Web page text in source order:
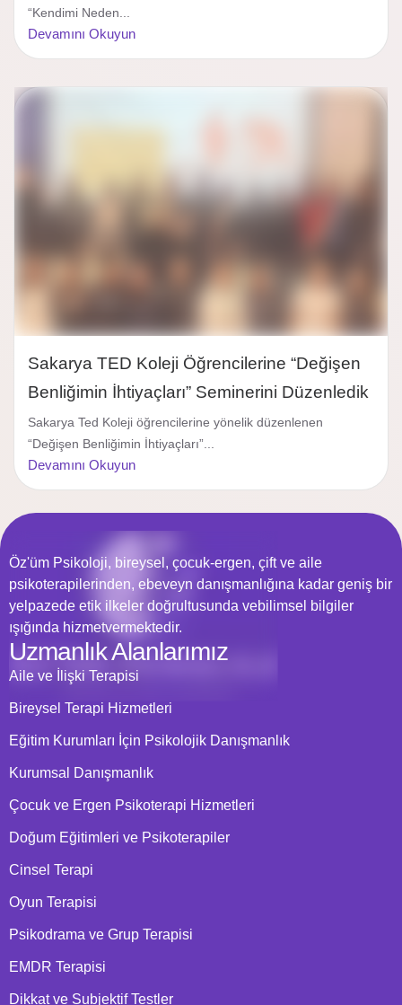
“Kendimi Neden...
Devamını Okuyun
Sakarya TED Koleji Öğrencilerine “Değişen
Benliğimin İhtiyaçları” Seminerini Düzenledik
Sakarya Ted Koleji öğrencilerine yönelik düzenlenen
“Değişen Benliğimin İhtiyaçları”...
Devamını Okuyun
Öz'üm Psikoloji, bireysel, çocuk-ergen, çift ve aile
psikoterapilerinden, ebeveyn danışmanlığına kadar geniş bir
yelpazede etik ilkeler doğrultusunda vebilimsel bilgiler
ışığında hizmetvermektedir.
Uzmanlık Alanlarımız
Aile ve İlişki Terapisi
Bireysel Terapi Hizmetleri
Eğitim Kurumları İçin Psikolojik Danışmanlık
Kurumsal Danışmanlık
Çocuk ve Ergen Psikoterapi Hizmetleri
Doğum Eğitimleri ve Psikoterapiler
Cinsel Terapi
Oyun Terapisi
Psikodrama ve Grup Terapisi
EMDR Terapisi
Dikkat ve Subjektif Testler